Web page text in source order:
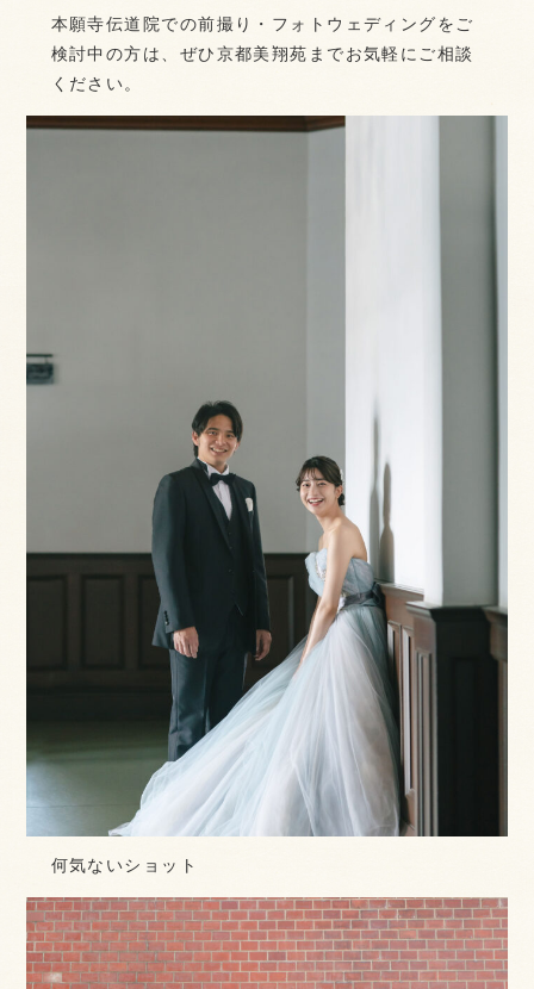
本願寺伝道院での前撮り・フォトウェディングをご
検討中の方は、ぜひ京都美翔苑までお気軽にご相談
ください。
何気ないショット